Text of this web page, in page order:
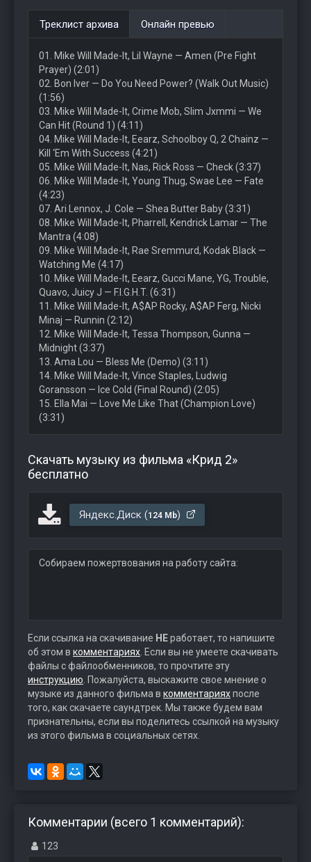
Треклист архива Онлайн превью
01. Mike Will Made-It, Lil Wayne — Amen (Pre Fight
Prayer) (2:01)
02. Bon Iver — Do You Need Power? (Walk Out Music)
(1:56)
03. Mike Will Made-It, Crime Mob, Slim Jxmmi — We
Can Hit (Round 1) (4:11)
04. Mike Will Made-It, Eearz, Schoolboy Q, 2 Chainz —
Kill ‘Em With Success (4:21)
05. Mike Will Made-It, Nas, Rick Ross — Check (3:37)
06. Mike Will Made-It, Young Thug, Swae Lee — Fate
(4:23)
07. Ari Lennox, J. Cole — Shea Butter Baby (3:31)
08. Mike Will Made-It, Pharrell, Kendrick Lamar — The
Mantra (4:08)
09. Mike Will Made-It, Rae Sremmurd, Kodak Black —
Watching Me (4:17)
10. Mike Will Made-It, Eearz, Gucci Mane, YG, Trouble,
Quavo, Juicy J — F.I.G.H.T. (6:31)
11. Mike Will Made-It, A$AP Rocky, A$AP Ferg, Nicki
Minaj — Runnin (2:12)
12. Mike Will Made-It, Tessa Thompson, Gunna —
Midnight (3:37)
13. Ama Lou — Bless Me (Demo) (3:11)
14. Mike Will Made-It, Vince Staples, Ludwig
Goransson — Ice Cold (Final Round) (2:05)
15. Ella Mai — Love Me Like That (Champion Love)
(3:31)
Скачать музыку из фильма «Крид 2»
бесплатно
Яндекс.Диск (124 Mb)
Собираем пожертвования на работу сайта:
Если ссылка на скачивание НЕработает, то напишите
об этом в комментариях . Если вы не умеете скачивать
файлы с файлообменников, то прочтите эту
инструкцию . Пожалуйста, выскажите свое мнение о
музыке из данного фильма в комментарияхпосле
того, как скачаете саундтрек. Мы также будем вам
признательны, если вы поделитесь ссылкой на музыку
из этого фильма в социальных сетях.
Комментарии (всего 1 комментарий):
123